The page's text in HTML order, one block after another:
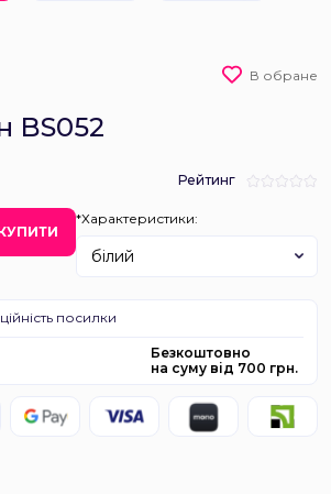
В обране
BS052
Рейтинг
*Характеристики:
білий
посилки
Безкоштовно
на суму від 700 грн.